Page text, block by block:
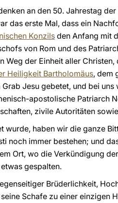
an den 50. Jahrestag
das erste Mal, dass ein
Konzils den Anfang mit
von Rom und des
der Einheit aller
Heiligkeit Bartholomäus, dem
Jesu gebetet, und bei
apostolische Patriarch
zivile Autoritäten
wurde, haben wir die ganze
noch immer bestehen; und
Ort, wo die Verkündigung
gespalten.
Brüderlichkeit,
Schafe zu einer einzigen